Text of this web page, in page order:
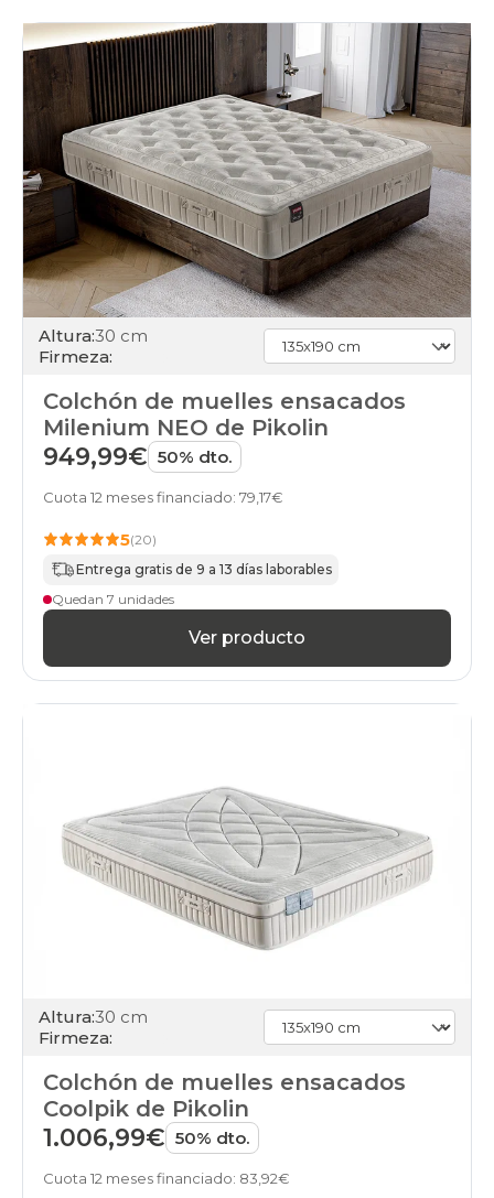
Altura:30 cm
Firmeza:
Colchón de muelles ensacados
Milenium NEO de Pikolin
949,99€ 50% dto.
Cuota 12 meses financiado: 79,17€
5(20)
Entrega gratis de 9 a 13 días laborables
Quedan 7 unidades
Ver producto
Altura:30 cm
Firmeza:
Colchón de muelles ensacados
Coolpik de Pikolin
1.006,99€ 50% dto.
Cuota 12 meses financiado: 83,92€